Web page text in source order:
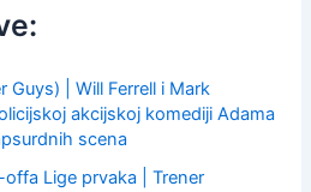
Guys) | Will Ferrell i Mark
akcijskoj komediji Adama
scena
Lige prvaka | Trener